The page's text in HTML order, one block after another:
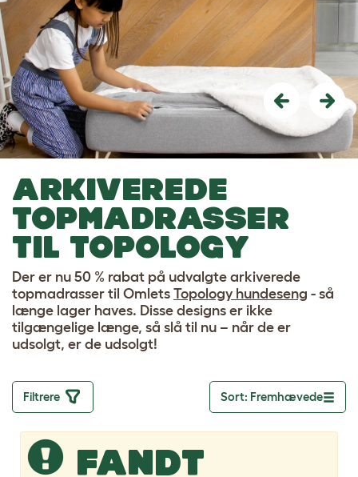
Previous
ARKIVEREDE
TOPMADRASSER
TIL TOPOLOGY
Der er nu 50 % rabat på udvalgte arkiverede
topmadrasser til Omlets Topology hundeseng - så
længe lager haves. Disse designs er ikke
tilgængelige længe, så slå til nu – når de er
udsolgt, er de udsolgt!
Filtrere Sort: Fremhævede
Toggle
FANDT